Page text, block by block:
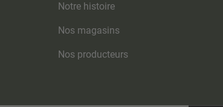
Notre histoire
Nos magasins
Nos producteurs